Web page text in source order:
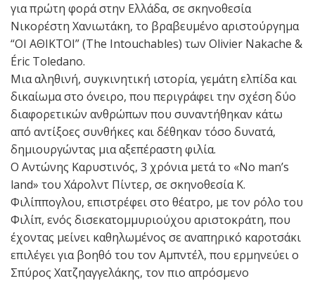
για πρώτη φορά στην Ελλάδα, σε σκηνοθεσία
Νικορέστη Χανιωτάκη, το βραβευμένο αριστούργημα
“ΟΙ ΑΘΙΚΤΟΙ” (The Intouchables) των Olivier Nakache &
Éric Toledano.
Μια αληθινή, συγκινητική ιστορία, γεμάτη ελπίδα και
δικαίωμα στο όνειρο, που περιγράφει την σχέση δύο
διαφορετικών ανθρώπων που συναντήθηκαν κάτω
από αντίξοες συνθήκες και δέθηκαν τόσο δυνατά,
δημιουργώντας μια αξεπέραστη φιλία.
Ο Αντώνης Καρυστινός, 3 χρόνια μετά το «Νo man’s
land» του Χάρολντ Πίντερ, σε σκηνοθεσία Κ.
Φιλίππογλου, επιστρέφει στο θέατρο, με τον ρόλο του
Φιλίπ, ενός δισεκατομμυριούχου αριστοκράτη, που
έχοντας μείνει καθηλωμένος σε αναπηρικό καροτσάκι
επιλέγει για βοηθό του τον Αμπντέλ, που ερμηνεύει ο
Σπύρος Χατζηαγγελάκης, τον πιο απρόσμενο